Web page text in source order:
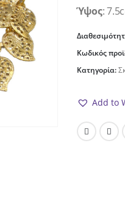
Ύψος:
Κωδικός
Κατηγορία:
Add to